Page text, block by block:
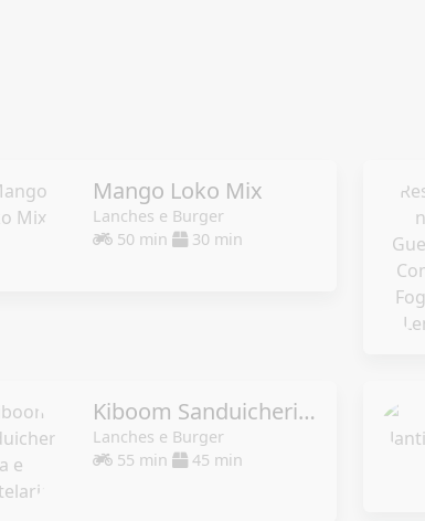
Mango Loko Mix
Lanches e Burger
50 min
30 min
Kiboom Sanduicheria e Pastelaria
Lanches e Burger
55 min
45 min